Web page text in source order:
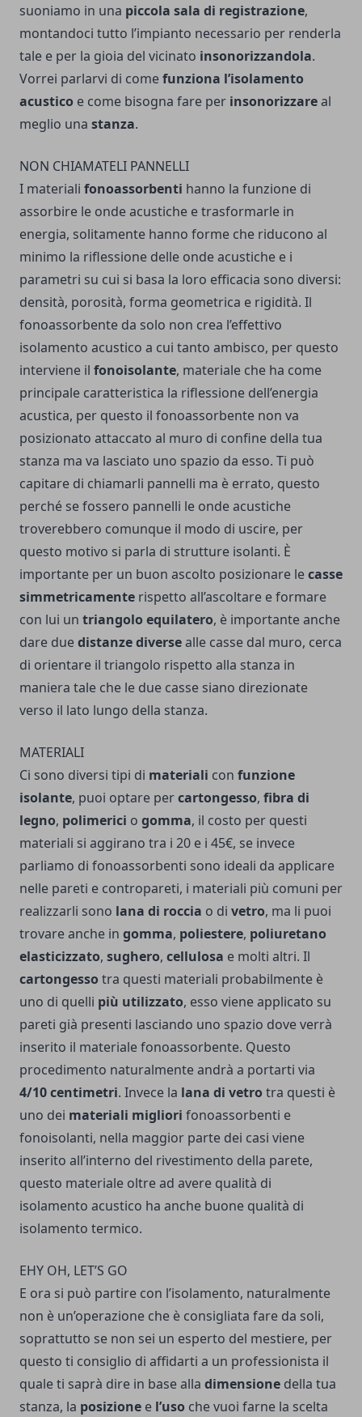
suoniamo in una piccola sala di registrazione,
montandoci tutto l’impianto necessario per renderla
tale e per la gioia del vicinato insonorizzandola.
Vorrei parlarvi di comefunziona l’isolamento
acustico e come bisogna fare per insonorizzareal
meglio una stanza.
NON CHIAMATELI PANNELLI
I materiali fonoassorbenti hanno la funzione di
assorbire le onde acustiche e trasformarle in
energia, solitamente hanno forme che riducono al
minimo la riflessione delle onde acustiche e i
parametri su cui si basa la loro efficacia sono diversi:
densità, porosità, forma geometrica e rigidità. Il
fonoassorbente da solo non crea l’effettivo
isolamento acustico a cui tanto ambisco, per questo
interviene il fonoisolante, materiale che ha come
principale caratteristica la riflessione dell’energia
acustica, per questo il fonoassorbente non va
posizionato attaccato al muro di confine della tua
stanza ma va lasciato uno spazio da esso. Ti può
capitare di chiamarli pannelli ma è errato, questo
perché se fossero pannelli le onde acustiche
troverebbero comunque il modo di uscire, per
questo motivo si parla di strutture isolanti. È
importante per un buon ascolto posizionare lecasse
simmetricamente rispetto all’ascoltare e formare
con lui un triangolo equilatero, è importante anche
dare duedistanze diversealle casse dal muro, cerca
di orientare il triangolo rispetto alla stanza in
maniera tale che le due casse siano direzionate
verso il lato lungo della stanza.
MATERIALI
Ci sono diversi tipi di materiali con funzione
isolante, puoi optare percartongesso, fibra di
legno, polimerici o gomma, il costo per questi
materiali si aggirano tra i 20 e i 45€, se invece
parliamo di fonoassorbenti sono ideali da applicare
nelle pareti e contropareti, i materiali più comuni per
realizzarli sono lana di roccia o di vetro, ma li puoi
trovare anche in gomma, poliestere, poliuretano
elasticizzato, sughero, cellulosa e molti altri. Il
cartongesso tra questi materiali probabilmente è
uno di quelli più utilizzato, esso viene applicato su
pareti già presenti lasciando uno spazio dove verrà
inserito il materiale fonoassorbente. Questo
procedimento naturalmente andrà a portarti via
4/10 centimetri. Invece la lana di vetro tra questi è
uno dei materiali migliori fonoassorbenti e
fonoisolanti, nella maggior parte dei casi viene
inserito all’interno del rivestimento della parete,
questo materiale oltre ad avere qualità di
isolamento acustico ha anche buone qualità di
isolamento termico.
EHY OH, LET’S GO
E ora si può partire con l’isolamento, naturalmente
non è un’operazione che è consigliata fare da soli,
soprattutto se non sei un esperto del mestiere, per
questo ti consiglio di affidarti a un professionista il
quale ti saprà dire in base alla dimensione della tua
stanza, la posizione e l’uso che vuoi farne la scelta